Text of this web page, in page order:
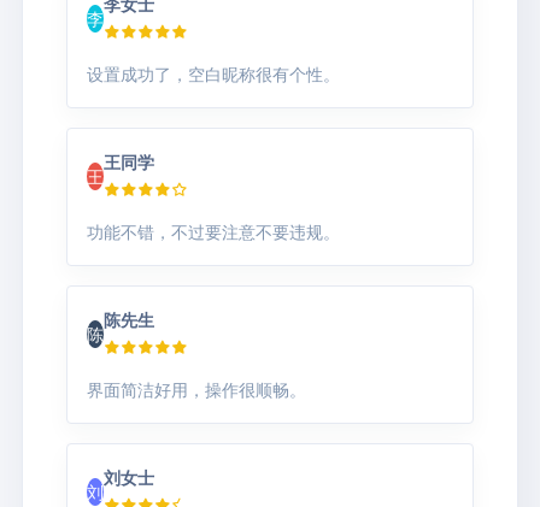
李
设置成功了，空白昵称很有个性。
王
王同学
功能不错，不过要注意不要违规。
陈
陈先生
界面简洁好用，操作很顺畅。
刘
刘女士